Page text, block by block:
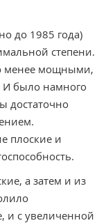
до 1985 года)
степени.
менее мощными,
И было намного
достаточно
плоские и
а затем и из
и с увеличенной